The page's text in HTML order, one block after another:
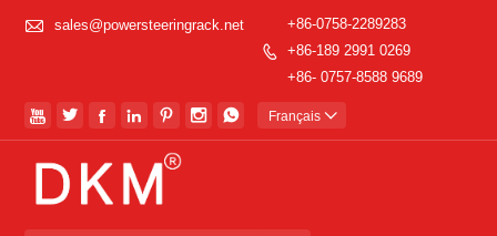
 sales@powersteeringrack.net

+86-0758-2289283
+86-189 2991 0269
+86- 0757-8588 9689
       Français 